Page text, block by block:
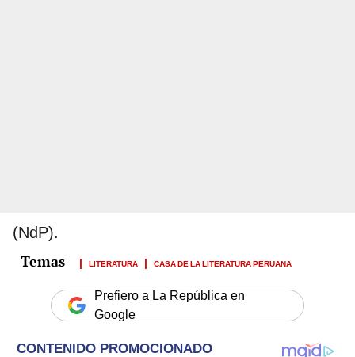
(NdP).
LITERATURA CASA DE LA LITERATURA PERUANA
Prefiero a La República en
Google